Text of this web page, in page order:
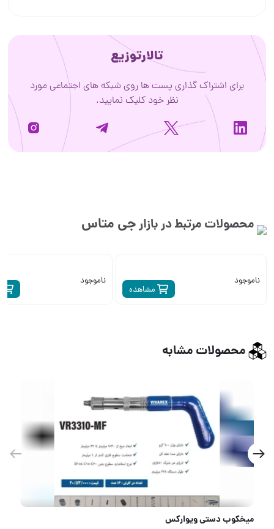
تالارتوزیع
برای اشتراک گذاری پست ها روی شبکه های اجتماعی مورد
نظر خود کلیک نمایید.
محصولات مرتبط در بازارجی متاس
مشاهده
ناموجود ناموجود
محصولات مشابه
میخکوب دستی ویوارکس